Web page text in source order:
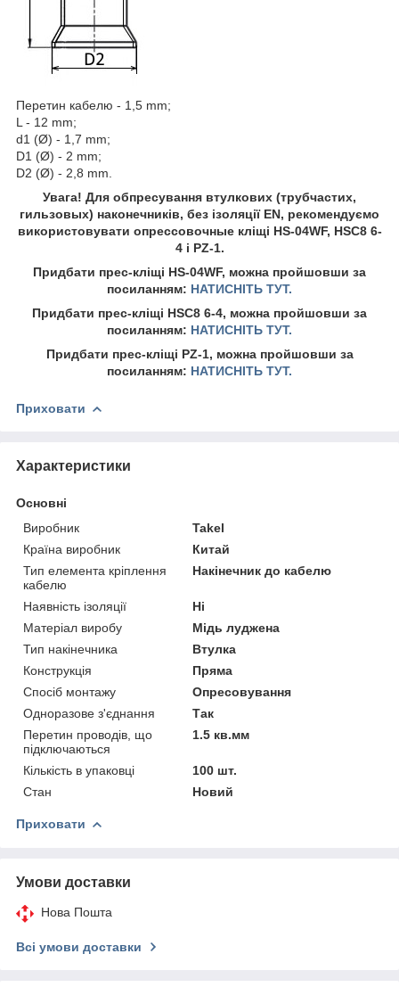
Перетин кабелю - 1,5 mm;
L - 12 mm;
d1 (Ø) - 1,7 mm;
D1 (Ø) - 2 mm;
D2 (Ø) - 2,8 mm.
Увага! Для обпресування втулкових (трубчастих,
гильзовых) наконечників, без ізоляції EN, рекомендуємо
використовувати опрессовочные кліщі HS-04WF, HSC8 6-
4 і PZ-1.
Придбати прес-кліщі HS-04WF, можна пройшовши за
посиланням: НАТИСНІТЬ ТУТ.
Придбати прес-кліщі HSC8 6-4, можна пройшовши за
посиланням: НАТИСНІТЬ ТУТ.
Придбати прес-кліщі PZ-1, можна пройшовши за
посиланням: НАТИСНІТЬ ТУТ.
Приховати
Характеристики
Основні
Виробник
Takel
Країна виробник
Китай
Тип елемента кріплення
кабелю
Накінечник до кабелю
Наявність ізоляції
Ні
Матеріал виробу
Мідь луджена
Тип накінечника
Втулка
Конструкція
Пряма
Спосіб монтажу
Опресовування
Одноразове з'єднання
Так
Перетин проводів, що
підключаються
1.5 кв.мм
Кількість в упаковці
100 шт.
Стан
Новий
Приховати
Умови доставки
Нова Пошта
Всі умови доставки